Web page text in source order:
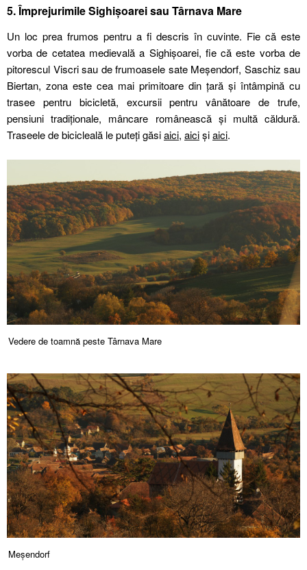
5. Împrejurimile Sighișoarei sau Târnava Mare
Un loc prea frumos pentru a fi descris în cuvinte. Fie că este
vorba de cetatea medievală a Sighișoarei, fie că este vorba de
pitorescul Viscri sau de frumoasele sate Meșendorf, Saschiz sau
Biertan, zona este cea mai primitoare din țară și întâmpină cu
trasee pentru bicicletă, excursii pentru vânătoare de trufe,
pensiuni tradiționale, mâncare românească și multă căldură.
Traseele de bicicleală le puteți găsiaici, aicișiaici.
Vedere de toamnă peste Târnava Mare
Meșendorf